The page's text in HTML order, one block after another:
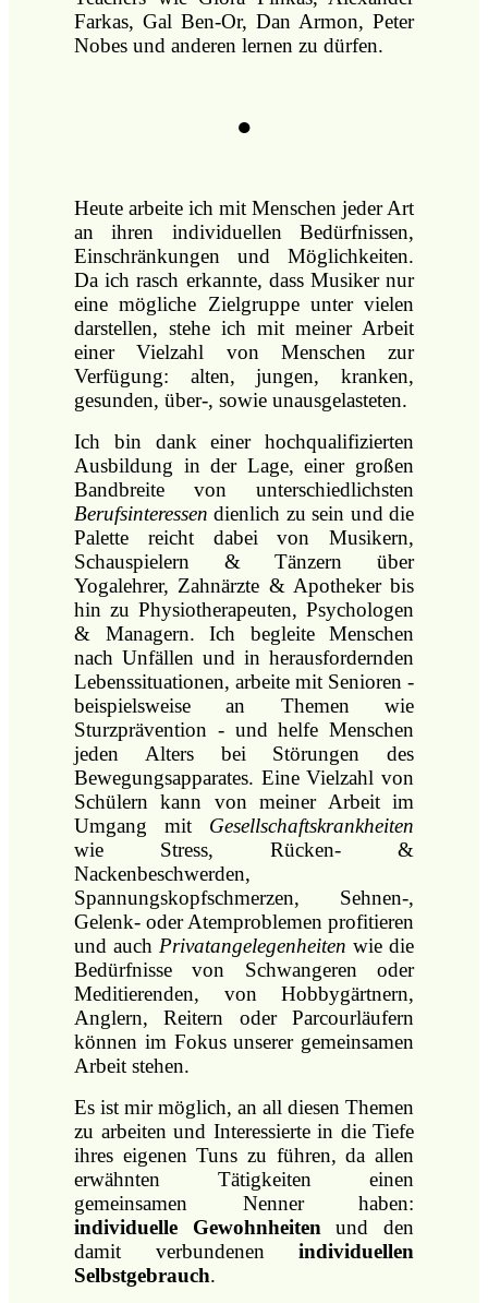
Farkas, Gal Ben-Or, Dan Armon, Peter
Nobes und anderen lernen zu dürfen.
●
Heute arbeite ich mit Menschen jeder Art
an ihren individuellen Bedürfnissen,
Einschränkungen und Möglichkeiten.
Da ich rasch erkannte, dass Musiker nur
eine mögliche Zielgruppe unter vielen
darstellen, stehe ich mit meiner Arbeit
einer Vielzahl von Menschen zur
Verfügung: alten, jungen, kranken,
gesunden, über-, sowie unausgelasteten.
Ich bin dank einer hochqualifizierten
Ausbildung in der Lage, einer großen
Bandbreite von unterschiedlichsten
Berufsinteressen dienlich zu sein und die
Palette reicht dabei von Musikern,
Schauspielern & Tänzern über
Yogalehrer, Zahnärzte & Apotheker bis
hin zu Physiotherapeuten, Psychologen
& Managern. Ich begleite Menschen
nach Unfällen und in herausfordernden
Lebenssituationen, arbeite mit Senioren -
beispielsweise an Themen wie
Sturzprävention - und helfe Menschen
jeden Alters bei Störungen des
Bewegungsapparates. Eine Vielzahl von
Schülern kann von meiner Arbeit im
Umgang mit Gesellschaftskrankheiten
wie Stress, Rücken- &
Nackenbeschwerden,
Spannungskopfschmerzen, Sehnen-,
Gelenk- oder Atemproblemen profitieren
und auch Privatangelegenheiten wie die
Bedürfnisse von Schwangeren oder
Meditierenden, von Hobbygärtnern,
Anglern, Reitern oder Parcourläufern
können im Fokus unserer gemeinsamen
Arbeit stehen.
Es ist mir möglich, an all diesen Themen
zu arbeiten und Interessierte in die Tiefe
ihres eigenen Tuns zu führen, da allen
erwähnten Tätigkeiten einen
gemeinsamen Nenner haben:
individuelle Gewohnheiten und den
damit verbundenen individuellen
Selbstgebrauch.